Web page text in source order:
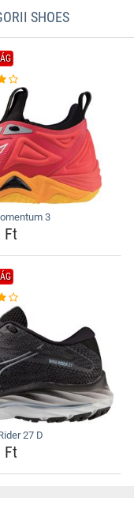
SHOES
3
Ft
27 D
Ft